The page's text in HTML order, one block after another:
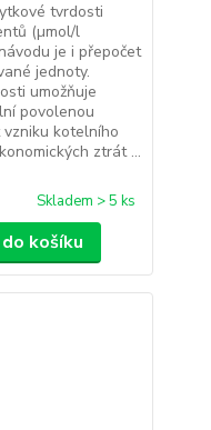
tvrdosti
(µmol/l
je i přepočet
jednoty.
umožňuje
povolenou
kotelního
ztrát ...
Skladem > 5 ks
košíku